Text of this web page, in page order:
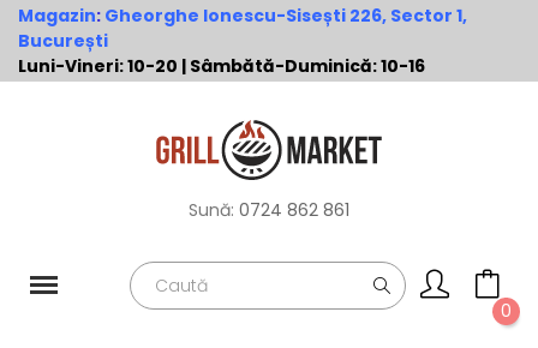
Magazin: Gheorghe Ionescu-Sisești 226, Sector 1,
București
Luni-Vineri: 10-20 | Sâmbătă-Duminică: 10-16
Sună: 0724 862 861
0